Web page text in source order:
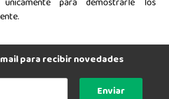
para recibir novedades
Enviar